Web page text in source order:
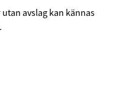
avslag kan kännas